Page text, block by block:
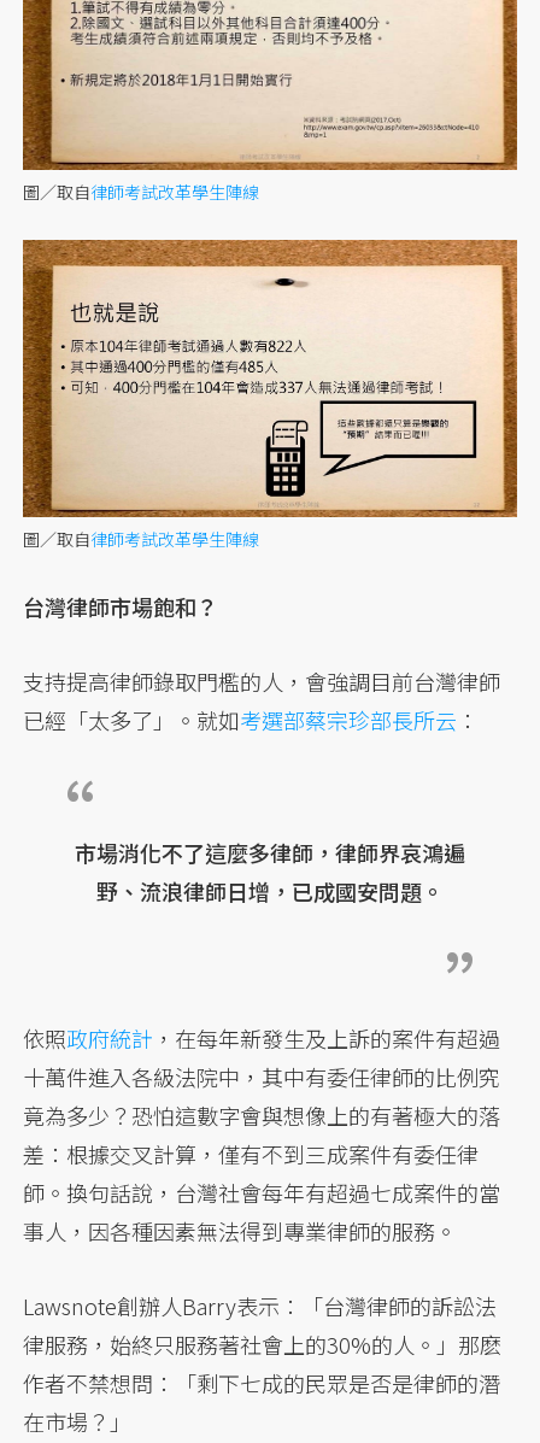
圖／取自律師考試改革學生陣線
圖／取自律師考試改革學生陣線
台灣律師市場飽和？
支持提高律師錄取門檻的人，會強調目前台灣律師
已經「太多了」。就如考選部蔡宗珍部長所云 ：
市場消化不了這麼多律師，律師界哀鴻遍
野、流浪律師日增，已成國安問題。
依照政府統計 ，在每年新發生及上訴的案件有超過
十萬件進入各級法院中，其中有委任律師的比例究
竟為多少？恐怕這數字會與想像上的有著極大的落
差：根據交叉計算，僅有不到三成案件有委任律
師。換句話說，台灣社會每年有超過七成案件的當
事人，因各種因素無法得到專業律師的服務。
Lawsnote創辦人Barry表示：「台灣律師的訴訟法
律服務，始終只服務著社會上的30%的人。」那麽
作者不禁想問：「剩下七成的民眾是否是律師的潛
在市場？」